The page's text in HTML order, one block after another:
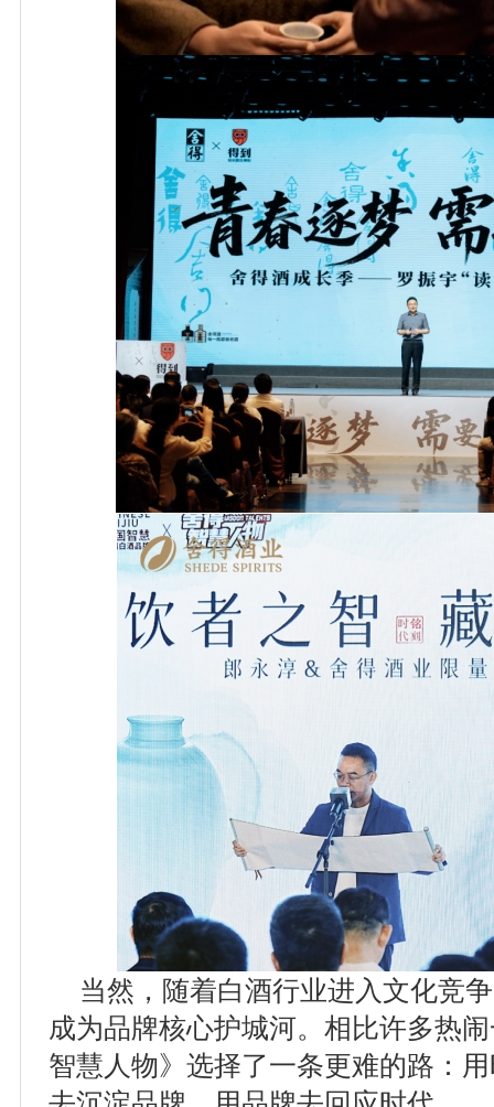
当然，随着白酒行业进入文化竞
成为品牌核心护城河。相比许多热
智慧人物》选择了一条更难的路：